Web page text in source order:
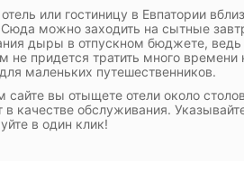
или гостиницу в Евпатории
Сюда можно заходить на сытные
дыры в отпускном бюджете,
не придется тратить много
маленьких путешественников.
сайте вы отыщете отели около
в качестве обслуживания.
в один клик!